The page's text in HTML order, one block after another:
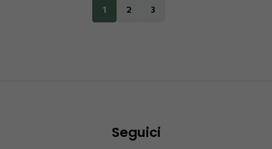
1 2 3
Seguici